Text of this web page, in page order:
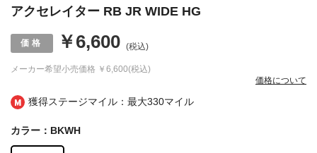
獲得ステージマイル：最大330マイル
アクセレイター RB JR WIDE HG
メーカー希望小売価格 ￥6,600(税込)
￥6,600 (税込)
価格について
カラー：BKWH